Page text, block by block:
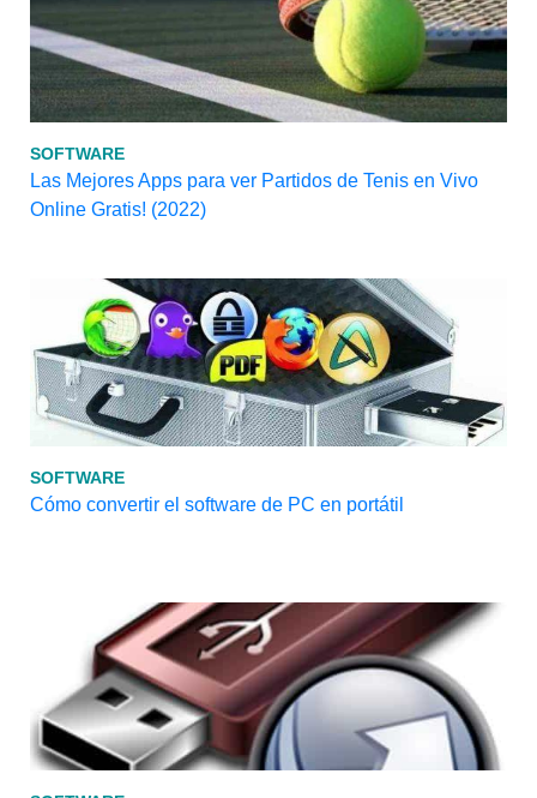
SOFTWARE
Las Mejores Apps para ver Partidos de Tenis en Vivo
Online Gratis! (2022)
SOFTWARE
Cómo convertir el software de PC en portátil